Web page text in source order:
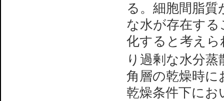
る。細胞間脂
な水が存在する
化すると考え
り過剰な水分
角層の乾燥時に
乾燥条件下にお